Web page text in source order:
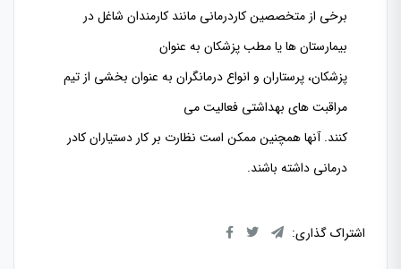
برخی از متخصصین کاردرمانی مانند کارمندان شاغل در
بیمارستان ها یا مطب پزشکان به عنوان
پزشکان، پرستاران و انواع درمانگران به عنوان بخشی از تیم
مراقبت های بهداشتی فعالیت می
کنند. آنها همچنین ممکن است نظارت بر کار دستیاران کادر
درمانی داشته باشند.
اشتراک گذاری: